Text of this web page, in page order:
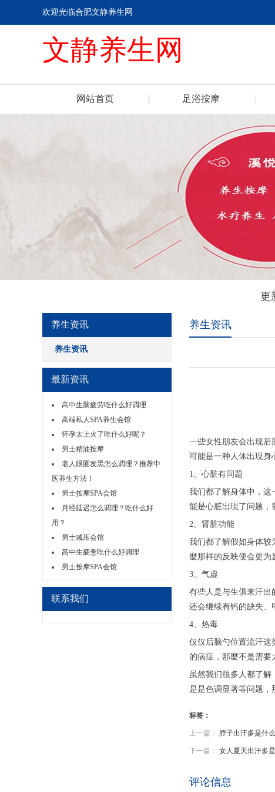
欢迎光临合肥文静养生网
文静养生网
网站首页 足浴按摩
更
养生资讯
养生资讯
最新资讯
高中生脑疲劳吃什么好调理
高端私人SPA养生会馆
怀孕太上火了吃什么好呢？
男士精油按摩
老人眼圈发黑怎么调理？推荐中
医养生方法！
男士按摩SPA会馆
月经延迟怎么调理？吃什么好
用？
男士减压会馆
高中生疲惫吃什么好调理
男士按摩SPA会馆
联系我们
养生资讯
一些女性朋友会出现后
可能是一种人体出現身
1、心脏有问题
我们都了解身体中，这
能是心脏出現了问题，
2、肾脏功能
我们都了解假如身体较
麼那样的反映便会更为
3、气虚
有些人是与生俱来汗出
还会继续有钙的缺失、
4、热毒
仅仅后脑勺位置流汗这
的病症，那麼不是需要
虽然我们很多人都了解
是是色调显著等问题，
标签：
上一篇： 脖子出汗多是什
下一篇： 女人夏天出汗多
评论信息